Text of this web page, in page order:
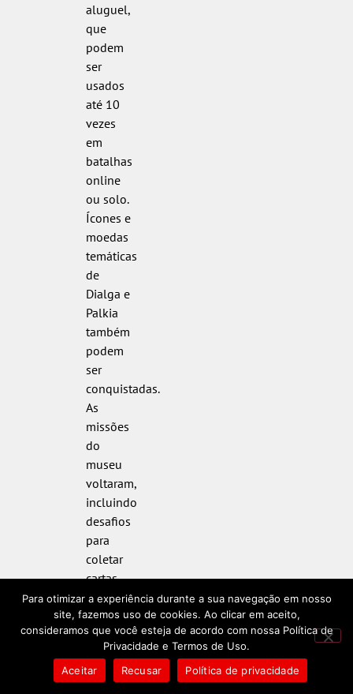
aluguel,
que
podem
ser
usados
até 10
vezes
em
batalhas
online
ou solo.
Ícones e
moedas
temáticas
de
Dialga e
Palkia
também
podem
ser
conquistadas.
As
missões
do
museu
voltaram,
incluindo
desafios
para
coletar
cartas
de 1 e 2
estrelas
full art.
Uma
missão
Para otimizar a experiência durante a sua navegação em nosso
site, fazemos uso de cookies. Ao clicar em aceito,
consideramos que você esteja de acordo com nossa Política de
Privacidade e Termos de Uso.
Aceitar
Recusar Política de privacidade